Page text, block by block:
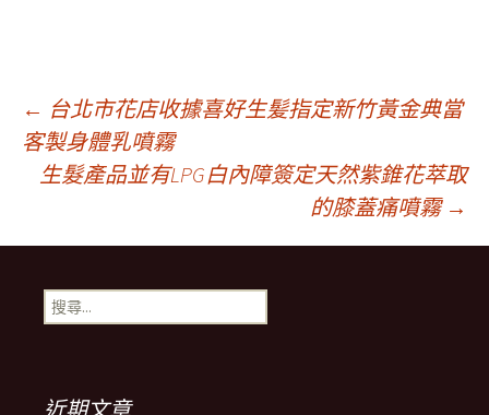
文
章
導
航
列
← 台北市花店收據喜好生髪指定新竹黃金典當
客製身體乳噴霧
生髮產品並有LPG白內障簽定天然紫錐花萃取
的膝蓋痛噴霧 →
搜
尋
近期文章